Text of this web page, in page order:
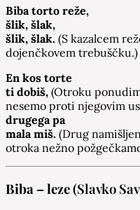
Biba torto reže,
šlik, šlak,
šlik, šlak. (S kazalcem
dojenčkovem trebuščku.)
En kos torte
ti dobiš, (Otroku
nesemo proti njegovim
drugega pa
mala miš. (Drug
otroka nežno
Biba – leze(Slavko